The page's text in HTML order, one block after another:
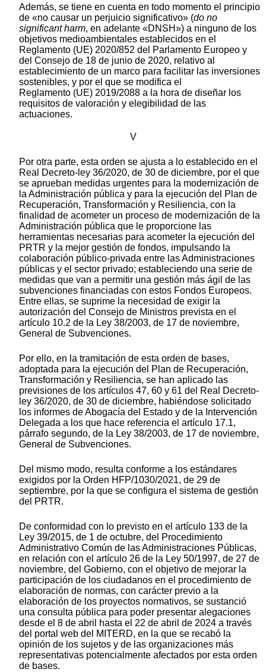
Además, se tiene en cuenta en todo momento el principio
de «no causar un perjuicio significativo» (do no
significant harm, en adelante «DNSH») a ninguno de los
objetivos medioambientales establecidos en el
Reglamento (UE) 2020/852 del Parlamento Europeo y
del Consejo de 18 de junio de 2020, relativo al
establecimiento de un marco para facilitar las inversiones
sostenibles, y por el que se modifica el
Reglamento (UE) 2019/2088 a la hora de diseñar los
requisitos de valoración y elegibilidad de las
actuaciones.
V
Por otra parte, esta orden se ajusta a lo establecido en el
Real Decreto-ley 36/2020, de 30 de diciembre, por el que
se aprueban medidas urgentes para la modernización de
la Administración pública y para la ejecución del Plan de
Recuperación, Transformación y Resiliencia, con la
finalidad de acometer un proceso de modernización de la
Administración pública que le proporcione las
herramientas necesarias para acometer la ejecución del
PRTR y la mejor gestión de fondos, impulsando la
colaboración público-privada entre las Administraciones
públicas y el sector privado; estableciendo una serie de
medidas que van a permitir una gestión más ágil de las
subvenciones financiadas con estos Fondos Europeos.
Entre ellas, se suprime la necesidad de exigir la
autorización del Consejo de Ministros prevista en el
artículo 10.2 de la Ley 38/2003, de 17 de noviembre,
General de Subvenciones.
Por ello, en la tramitación de esta orden de bases,
adoptada para la ejecución del Plan de Recuperación,
Transformación y Resiliencia, se han aplicado las
previsiones de los artículos 47, 60 y 61 del Real Decreto-
ley 36/2020, de 30 de diciembre, habiéndose solicitado
los informes de Abogacía del Estado y de la Intervención
Delegada a los que hace referencia el artículo 17.1,
párrafo segundo, de la Ley 38/2003, de 17 de noviembre,
General de Subvenciones.
Del mismo modo, resulta conforme a los estándares
exigidos por la Orden HFP/1030/2021, de 29 de
septiembre, por la que se configura el sistema de gestión
del PRTR.
De conformidad con lo previsto en el artículo 133 de la
Ley 39/2015, de 1 de octubre, del Procedimiento
Administrativo Común de las Administraciones Públicas,
en relación con el artículo 26 de la Ley 50/1997, de 27 de
noviembre, del Gobierno, con el objetivo de mejorar la
participación de los ciudadanos en el procedimiento de
elaboración de normas, con carácter previo a la
elaboración de los proyectos normativos, se sustanció
una consulta pública para poder presentar alegaciones
desde el 8 de abril hasta el 22 de abril de 2024 a través
del portal web del MITERD, en la que se recabó la
opinión de los sujetos y de las organizaciones más
representativas potencialmente afectados por esta orden
de bases.